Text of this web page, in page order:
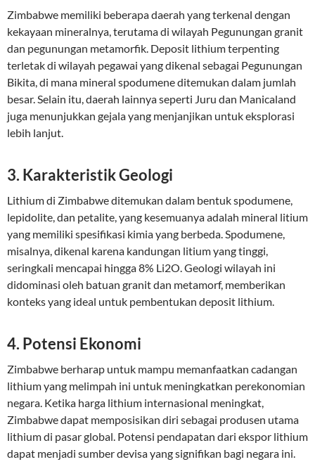
Zimbabwe memiliki beberapa daerah yang terkenal dengan
kekayaan mineralnya, terutama di wilayah Pegunungan granit
dan pegunungan metamorfik. Deposit lithium terpenting
terletak di wilayah pegawai yang dikenal sebagai Pegunungan
Bikita, di mana mineral spodumene ditemukan dalam jumlah
besar. Selain itu, daerah lainnya seperti Juru dan Manicaland
juga menunjukkan gejala yang menjanjikan untuk eksplorasi
lebih lanjut.
3. Karakteristik Geologi
Lithium di Zimbabwe ditemukan dalam bentuk spodumene,
lepidolite, dan petalite, yang kesemuanya adalah mineral litium
yang memiliki spesifikasi kimia yang berbeda. Spodumene,
misalnya, dikenal karena kandungan litium yang tinggi,
seringkali mencapai hingga 8% Li2O. Geologi wilayah ini
didominasi oleh batuan granit dan metamorf, memberikan
konteks yang ideal untuk pembentukan deposit lithium.
4. Potensi Ekonomi
Zimbabwe berharap untuk mampu memanfaatkan cadangan
lithium yang melimpah ini untuk meningkatkan perekonomian
negara. Ketika harga lithium internasional meningkat,
Zimbabwe dapat memposisikan diri sebagai produsen utama
lithium di pasar global. Potensi pendapatan dari ekspor lithium
dapat menjadi sumber devisa yang signifikan bagi negara ini.